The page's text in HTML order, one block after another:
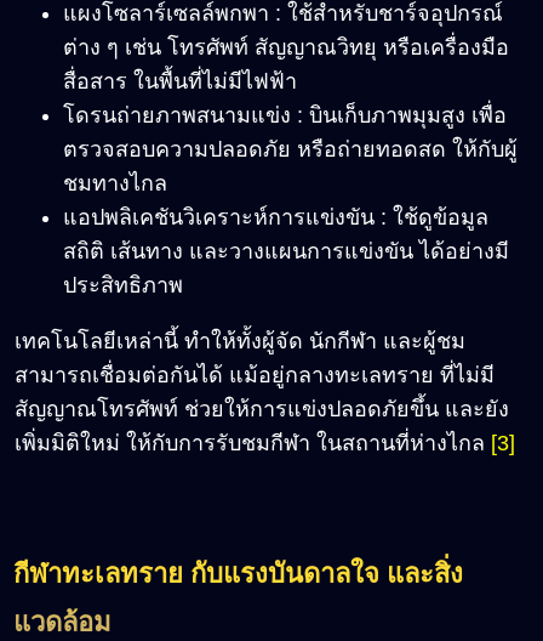
แผงโซลาร์เซลล์พกพา : ใช้สำหรับชาร์จอุปกรณ์
ต่าง ๆ เช่น โทรศัพท์ สัญญาณวิทยุ หรือเครื่องมือ
สื่อสาร ในพื้นที่ไม่มีไฟฟ้า
โดรนถ่ายภาพสนามแข่ง : บินเก็บภาพมุมสูง เพื่อ
ตรวจสอบความปลอดภัย หรือถ่ายทอดสด ให้กับผู้
ชมทางไกล
แอปพลิเคชันวิเคราะห์การแข่งขัน : ใช้ดูข้อมูล
สถิติ เส้นทาง และวางแผนการแข่งขัน ได้อย่างมี
ประสิทธิภาพ
เทคโนโลยีเหล่านี้ ทำให้ทั้งผู้จัด นักกีฬา และผู้ชม
สามารถเชื่อมต่อกันได้ แม้อยู่กลางทะเลทราย ที่ไม่มี
สัญญาณโทรศัพท์ ช่วยให้การแข่งปลอดภัยขึ้น และยัง
เพิ่มมิติใหม่ ให้กับการรับชมกีฬา ในสถานที่ห่างไกล [3]
กีฬาทะเลทราย กับแรงบันดาลใจ และสิ่ง
แวดล้อม